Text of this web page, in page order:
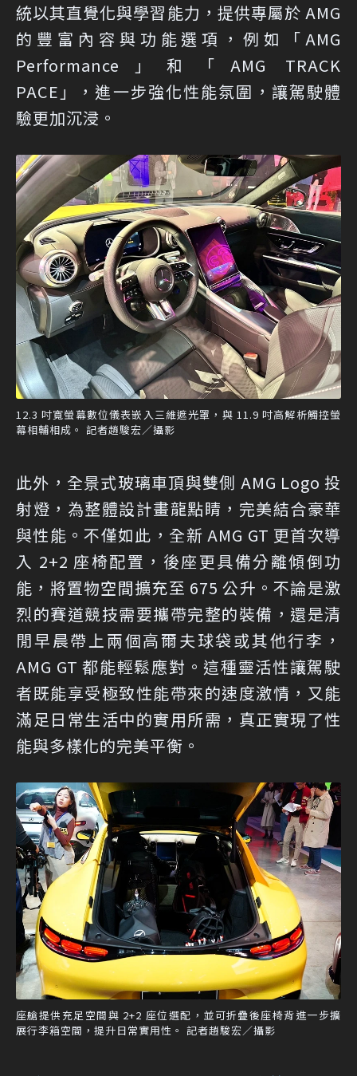
統以其直覺化與學習能力，提供專屬於 AMG
的豐富內容與功能選項，例如「AMG
Performance」和「AMG TRACK
PACE」，進一步強化性能氛圍，讓駕駛體
驗更加沉浸。
12.3 吋寬螢幕數位儀表嵌入三維遮光罩，與 11.9 吋高解析觸控螢
幕相輔相成。 記者趙駿宏／攝影
此外，全景式玻璃車頂與雙側 AMG Logo 投
射燈，為整體設計畫龍點睛，完美結合豪華
與性能。不僅如此，全新 AMG GT 更首次導
入 2+2 座椅配置，後座更具備分離傾倒功
能，將置物空間擴充至 675 公升。不論是激
烈的賽道競技需要攜帶完整的裝備，還是清
閒早晨帶上兩個高爾夫球袋或其他行李，
AMG GT 都能輕鬆應對。這種靈活性讓駕駛
者既能享受極致性能帶來的速度激情，又能
滿足日常生活中的實用所需，真正實現了性
能與多樣化的完美平衡。
座艙提供充足空間與 2+2 座位選配，並可折疊後座椅背進一步擴
展行李箱空間，提升日常實用性。 記者趙駿宏／攝影